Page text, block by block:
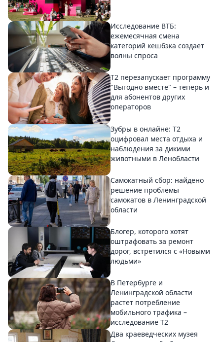
Исследование ВТБ:
ежемесячная смена
категорий кешбэка создает
волны спроса
Т2 перезапускает программу
"Выгодно вместе" – теперь и
для абонентов других
операторов
Зубры в онлайне: Т2
оцифровал места отдыха и
наблюдения за дикими
животными в Ленобласти
Самокатный сбор: найдено
решение проблемы
самокатов в Ленинградской
области
Блогер, которого хотят
оштрафовать за ремонт
дорог, встретился с «Новыми
людьми»
В Петербурге и
Ленинградской области
растет потребление
мобильного трафика –
исследование T2
Два краеведческих музея